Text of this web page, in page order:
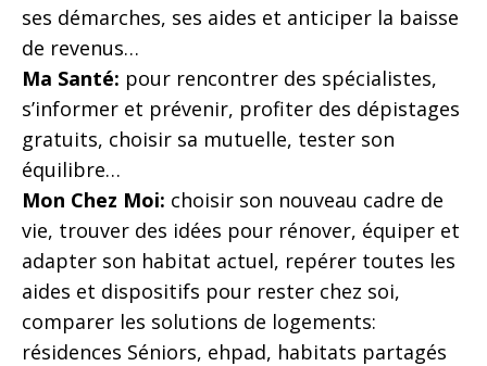
ses démarches, ses aides et anticiper la baisse
de revenus…
Ma Santé: pour rencontrer des spécialistes,
s’informer et prévenir, profiter des dépistages
gratuits, choisir sa mutuelle, tester son
équilibre…
Mon Chez Moi: choisir son nouveau cadre de
vie, trouver des idées pour rénover, équiper et
adapter son habitat actuel, repérer toutes les
aides et dispositifs pour rester chez soi,
comparer les solutions de logements:
résidences Séniors, ehpad, habitats partagés